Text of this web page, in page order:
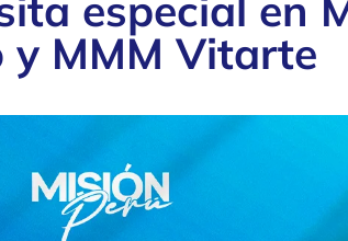
y MMM Vitarte